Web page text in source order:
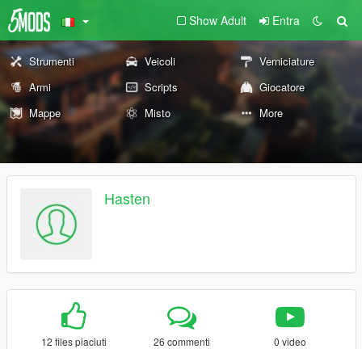
Show Adult Entra
Strumenti Veicoli
Verniciature
Armi
Scripts
Giocatore
Mappe
Misto More
Hasten
12 files piaciuti 26 commenti 0 video